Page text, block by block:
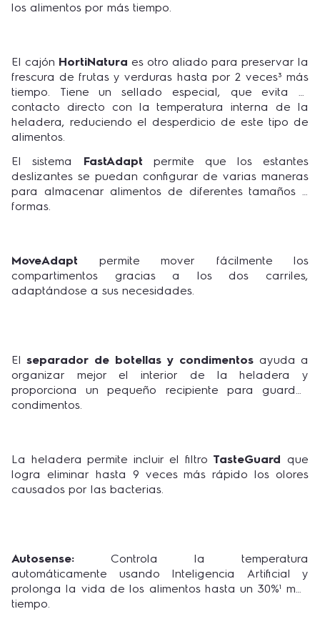
los alimentos por más tiempo.
El cajón HortiNatura es otro aliado para preservar la
frescura de frutas y verduras hasta por 2 veces³ más
tiempo. Tiene un sellado especial, que evita el
contacto directo con la temperatura interna de la
heladera, reduciendo el desperdicio de este tipo de
alimentos.
El sistema
FastAdapt permite que los estantes
deslizantes se puedan configurar de varias maneras
para almacenar alimentos de diferentes tamaños y
formas.
MoveAdapt permite mover fácilmente los
compartimentos gracias a los dos carriles,
adaptándose a sus necesidades.
El separador de botellas y condimentos ayuda a
organizar mejor el interior de la heladera y
proporciona un pequeño recipiente para guardas
condimentos.
La heladera permite incluir el filtro TasteGuard que
logra eliminar hasta 9 veces más rápido los olores
causados por las bacterias.
Autosense: Controla la temperatura
automáticamente usando Inteligencia Artificial y
prolonga la vida de los alimentos hasta un 30%¹ más
tiempo.